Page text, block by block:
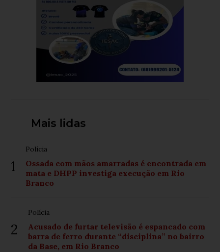
Mais lidas
1
Polícia
Ossada com mãos amarradas é encontrada em
mata e DHPP investiga execução em Rio
Branco
2
Polícia
Acusado de furtar televisão é espancado com
barra de ferro durante “disciplina” no bairro
da Base, em Rio Branco